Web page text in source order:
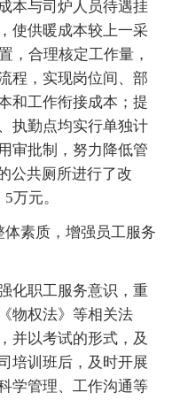
本与司炉人员待遇挂
使供暖成本较上一采
，合理核定工作量，
程，实现岗位间、部
和工作衔接成本；提
执勤点均实行单独计
审批制，努力降低管
公共厕所进行了改
万元。
素质，增强员工服务
化职工服务意识，重
物权法》等相关法
并以考试的形式，及
培训班后，及时开展
学管理、工作沟通等